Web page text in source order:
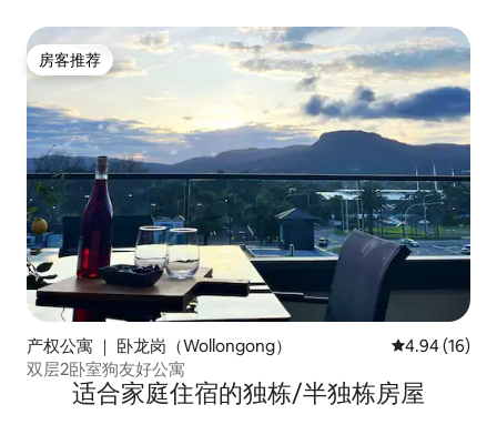
房客推荐
房客推荐
产权公寓 ｜ 卧龙岗（Wollongong） 平均评分
4.94 (16)
双层2卧室狗友好公寓
适合家庭住宿的独栋/半独栋房屋